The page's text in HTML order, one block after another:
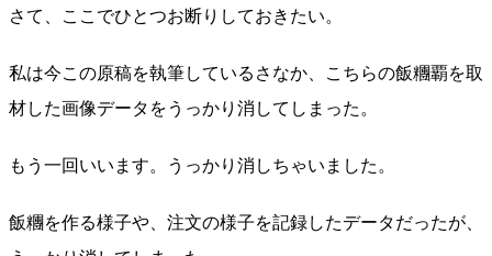
さて、ここでひとつお断りしておきたい。
私は今この原稿を執筆しているさなか、こちらの飯糰覇を取
材した画像データをうっかり消してしまった。
もう一回いいます。うっかり消しちゃいました。
飯糰を作る様子や、注文の様子を記録したデータだったが、